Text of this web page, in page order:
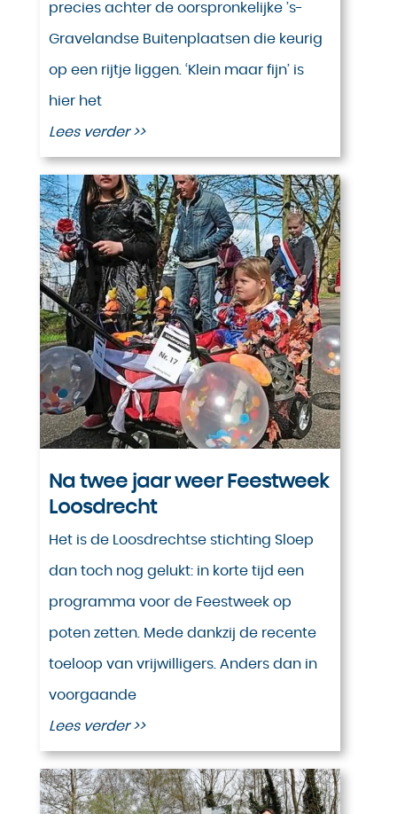
precies achter de oorspronkelijke ’s-
Gravelandse Buitenplaatsen die keurig
op een rijtje liggen. ‘Klein maar fijn’ is
hier het
Lees verder >>
Na twee jaar weer Feestweek
Loosdrecht
Het is de Loosdrechtse stichting Sloep
dan toch nog gelukt: in korte tijd een
programma voor de Feestweek op
poten zetten. Mede dankzij de recente
toeloop van vrijwilligers. Anders dan in
voorgaande
Lees verder >>